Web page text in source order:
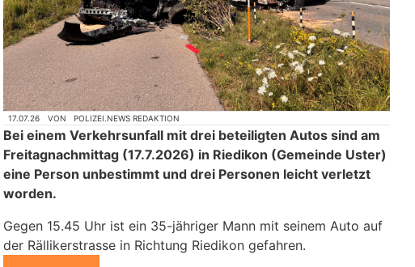
17.07.26 VON POLIZEI.NEWS REDAKTION
Bei einem Verkehrsunfall mit drei beteiligten Autos sind am
Freitagnachmittag (17.7.2026) in Riedikon (Gemeinde Uster)
eine Person unbestimmt und drei Personen leicht verletzt
worden.
Gegen 15.45 Uhr ist ein 35-jähriger Mann mit seinem Auto auf
der Rällikerstrasse in Richtung Riedikon gefahren.